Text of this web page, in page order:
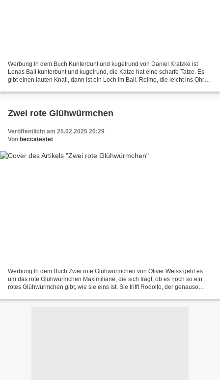
Werbung In dem Buch Kunterbunt und kugelrund von Daniel Kratzke ist
Lenas Ball kunterbunt und kugelrund, die Katze hat eine scharfe Tatze. Es
gibt einen lauten Knall, dann ist ein Loch im Ball. Reime, die leicht ins Ohr
Zwei rote Glühwürmchen
Veröffentlicht am 25.02.2025 20:29
Von beccatestet
Werbung In dem Buch Zwei rote Glühwürmchen von Oliver Weiss geht es
um das rote Glühwürmchen Maximiliane, die sich fragt, ob es noch so ein
rotes Glühwürmchen gibt, wie sie eins ist. Sie trifft Rodolfo, der genauso